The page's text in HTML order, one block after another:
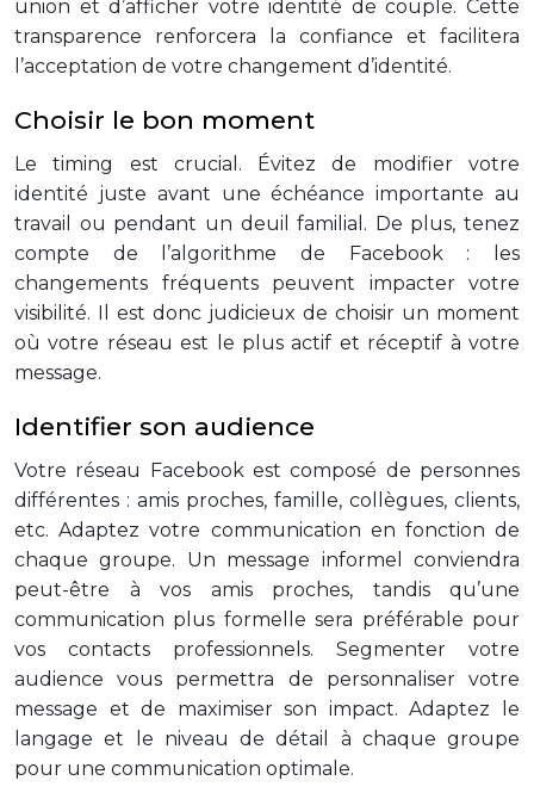
union et d’afficher votre identité de couple. Cette
transparence renforcera la confiance et facilitera
l’acceptation de votre changement d’identité.
Choisir le bon moment
Le timing est crucial. Évitez de modifier votre
identité juste avant une échéance importante au
travail ou pendant un deuil familial. De plus, tenez
compte de l’algorithme de Facebook : les
changements fréquents peuvent impacter votre
visibilité. Il est donc judicieux de choisir un moment
où votre réseau est le plus actif et réceptif à votre
message.
Identifier son audience
Votre réseau Facebook est composé de personnes
différentes : amis proches, famille, collègues, clients,
etc. Adaptez votre communication en fonction de
chaque groupe. Un message informel conviendra
peut-être à vos amis proches, tandis qu’une
communication plus formelle sera préférable pour
vos contacts professionnels. Segmenter votre
audience vous permettra de personnaliser votre
message et de maximiser son impact. Adaptez le
langage et le niveau de détail à chaque groupe
pour une communication optimale.